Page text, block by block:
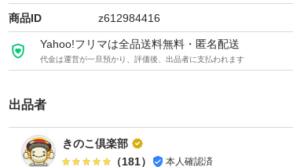
冷蔵なら約6ケ月
冷凍なら約12ヶ月になります。
焦げや硬いモノが入るかもしれません。
☆その辺りの事もご了承の程ご購入お願い致しま
商品ID z612984416
Yahoo!フリマは全品送料無料・匿名配送
代金は運営が一旦預かり、評価後、出品者に支払われます
出品者
きのこ倶楽部
（181） 本人確認済